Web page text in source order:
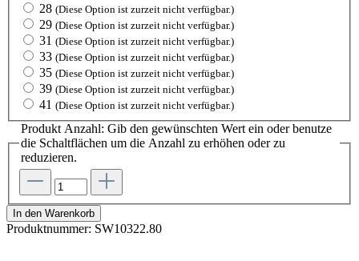
28 (Diese Option ist zurzeit nicht verfügbar.)
29 (Diese Option ist zurzeit nicht verfügbar.)
31 (Diese Option ist zurzeit nicht verfügbar.)
33 (Diese Option ist zurzeit nicht verfügbar.)
35 (Diese Option ist zurzeit nicht verfügbar.)
39 (Diese Option ist zurzeit nicht verfügbar.)
41 (Diese Option ist zurzeit nicht verfügbar.)
Produkt Anzahl: Gib den gewünschten Wert ein oder benutze
die Schaltflächen um die Anzahl zu erhöhen oder zu
reduzieren.
In den Warenkorb
Produktnummer: SW10322.80